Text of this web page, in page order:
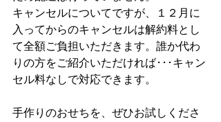
キャンセルについてですが、１２月に
入ってからのキャンセルは解約料とし
て全額ご負担いただきます。誰か代わ
りの方をご紹介いただければ･･･キャン
セル料なしで対応できます。
手作りのおせちを、ぜひお試しくださ